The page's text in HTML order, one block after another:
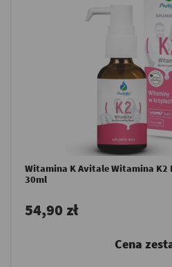
Witamina K Avitale Witamina K2
30ml
54,90 zł
Cena